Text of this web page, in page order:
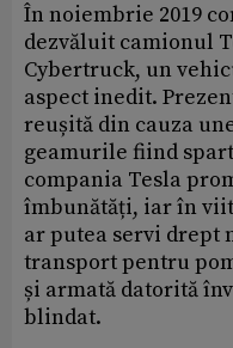
În noiembrie 2019
dezvăluit camionul
Cybertruck, un
aspect inedit.
reușită din cauza
geamurile fiind
compania Tesla
îmbunătăți, iar în
ar putea servi drept
transport pentru
și armată datorită
blindat.